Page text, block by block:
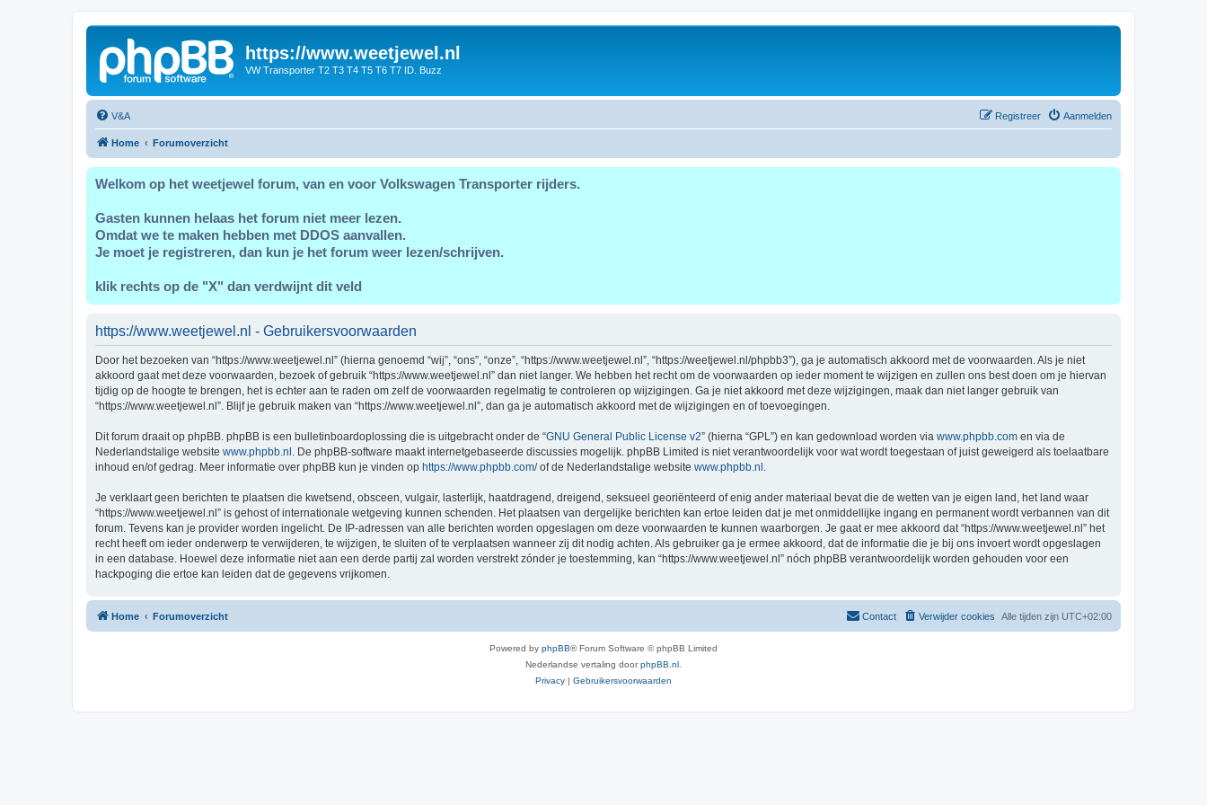
https://www.weetjewel.nl
VW Transporter T2 T3 T4 T5 T6 T7 ID. Buzz
V&A Aanmelden
Registreer
Home Forumoverzicht
Welkom op het weetjewel forum, van en voor Volkswagen Transporter rijders.
Gasten kunnen helaas het forum niet meer lezen.
Omdat we te maken hebben met DDOS aanvallen.
Je moet je registreren, dan kun je het forum weer lezen/schrijven.
klik rechts op de "X" dan verdwijnt dit veld
https://www.weetjewel.nl - Gebruikersvoorwaarden
Door het bezoeken van “https://www.weetjewel.nl” (hierna genoemd “wij”, “ons”, “onze”, “https://www.weetjewel.nl”, “https://weetjewel.nl/phpbb3”), ga je automatisch akkoord met de voorwaarden. Als je niet
akkoord gaat met deze voorwaarden, bezoek of gebruik “https://www.weetjewel.nl” dan niet langer. We hebben het recht om de voorwaarden op ieder moment te wijzigen en zullen ons best doen om je hiervan
tijdig op de hoogte te brengen, het is echter aan te raden om zelf de voorwaarden regelmatig te controleren op wijzigingen. Ga je niet akkoord met deze wijzigingen, maak dan niet langer gebruik van
“https://www.weetjewel.nl”. Blijf je gebruik maken van “https://www.weetjewel.nl”, dan ga je automatisch akkoord met de wijzigingen en of toevoegingen.
Dit forum draait op phpBB. phpBB is een bulletinboardoplossing die is uitgebracht onder de “GNU General Public License v2” (hierna “GPL”) en kan gedownload worden via www.phpbb.com en via de
Nederlandstalige website www.phpbb.nl . De phpBB-software maakt internetgebaseerde discussies mogelijk. phpBB Limited is niet verantwoordelijk voor wat wordt toegestaan of juist geweigerd als toelaatbare
inhoud en/of gedrag. Meer informatie over phpBB kun je vinden op https://www.phpbb.com/of de Nederlandstalige website www.phpbb.nl
Je verklaart geen berichten te plaatsen die kwetsend, obsceen, vulgair, lasterlijk, haatdragend, dreigend, seksueel georiënteerd of enig ander materiaal bevat die de wetten van je eigen land, het land waar
“https://www.weetjewel.nl” is gehost of internationale wetgeving kunnen schenden. Het plaatsen van dergelijke berichten kan ertoe leiden dat je met onmiddellijke ingang en permanent wordt verbannen van dit
forum. Tevens kan je provider worden ingelicht. De IP-adressen van alle berichten worden opgeslagen om deze voorwaarden te kunnen waarborgen. Je gaat er mee akkoord dat “https://www.weetjewel.nl” het
recht heeft om ieder onderwerp te verwijderen, te wijzigen, te sluiten of te verplaatsen wanneer zij dit nodig achten. Als gebruiker ga je ermee akkoord, dat de informatie die je bij ons invoert wordt opgeslagen
in een database. Hoewel deze informatie niet aan een derde partij zal worden verstrekt zónder je toestemming, kan “https://www.weetjewel.nl” nóch phpBB verantwoordelijk worden gehouden voor een
hackpoging die ertoe kan leiden dat de gegevens vrijkomen.
Home Forumoverzicht Alle tijden zijn UTC+02:00
Verwijder cookies
Contact
Powered by phpBB® Forum Software © phpBB Limited
Nederlandse vertaling doorphpBB.nl
Privacy | Gebruikersvoorwaarden